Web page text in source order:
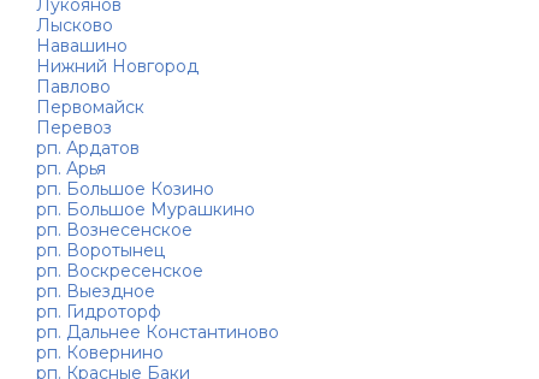
Лукоянов
Лысково
Навашино
Нижний Новгород
Павлово
Первомайск
Перевоз
рп. Ардатов
рп. Арья
рп. Большое Козино
рп. Большое Мурашкино
рп. Вознесенское
рп. Воротынец
рп. Воскресенское
рп. Выездное
рп. Гидроторф
рп. Дальнее Константиново
рп. Ковернино
рп. Красные Баки